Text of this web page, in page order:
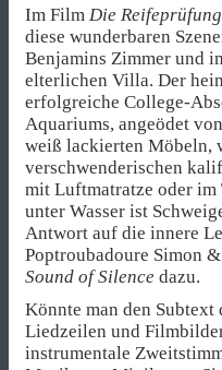
Im Film Die Reifeprüfung
diese wunderbaren
Benjamins Zimmer und
elterlichen Villa. Der
erfolgreiche College-
Aquariums, angeödet
weiß lackierten Möbeln,
verschwenderischen
mit Luftmatratze oder im
unter Wasser ist
Antwort auf die innere
Poptroubadoure Simon
Sound of Silence dazu.
Könnte man den Subtext
Liedzeilen und
instrumentale